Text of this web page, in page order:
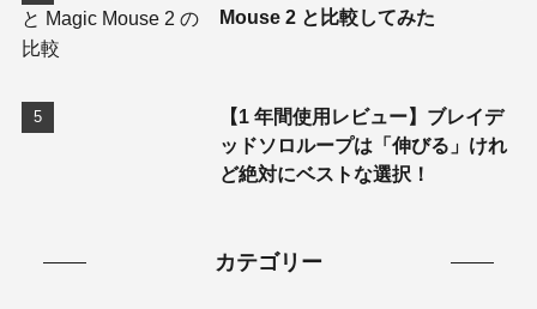
Mouse 2 と比較してみた
【1 年間使用レビュー】ブレイデ
ッドソロループは「伸びる」けれ
ど絶対にベストな選択！
カテゴリー